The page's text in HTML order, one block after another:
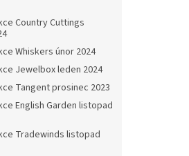
Country Cuttings
Whiskers únor 2024
Jewelbox leden 2024
Tangent prosinec 2023
English Garden listopad
Tradewinds listopad